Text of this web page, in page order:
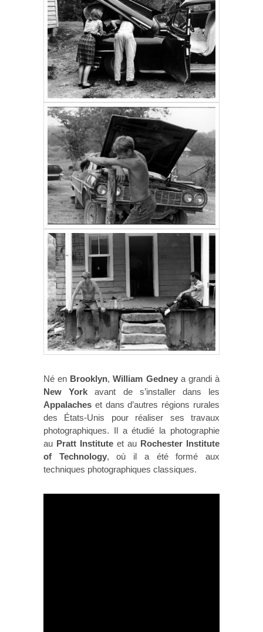
Né en Brooklyn,William Gedney a grandi à
New York avant de s’installer dans les
Appalaches et dans d’autres régions rurales
des États-Unis pour réaliser ses travaux
photographiques. Il a étudié la photographie
au Pratt Institute et au Rochester Institute
of Technology, où il a été formé aux
techniques photographiques classiques.